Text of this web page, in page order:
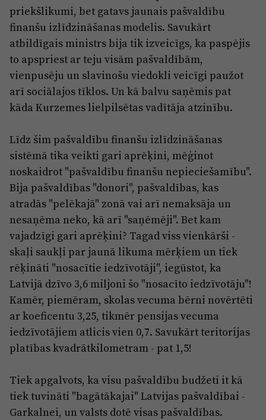
priekšlikumi, bet gatavs jaunais pašvaldību
finanšu izlīdzināšanas modelis. Savukārt
atbildīgais ministrs bija tik izveicīgs, ka paspējis
to apspriest ar teju visām pašvaldībām,
vienpusēju un slavinošu viedokli veicīgi paužot
arī sociālajos tīklos. Un kā balvu saņēmis pat
kāda Kurzemes lielpilsētas vadītāja atzinību.
Līdz šim pašvaldību finanšu izlīdzināšanas
sistēmā tika veikti gari aprēķini, mēģinot
noskaidrot "pašvaldību finanšu nepieciešamību".
Bija pašvaldības "donori", pašvaldības, kas
atradās "pelēkajā" zonā vai arī nemaksāja un
nesaņēma neko, kā arī "saņēmēji". Bet kam
vajadzīgi gari aprēķini? Tagad viss vienkārši -
skaļi saukļi par jaunā likuma mērķiem un tiek
rēķināti "nosacītie iedzīvotāji", iegūstot, ka
Latvijā dzīvo 3,6 miljoni šo "nosacīto iedzīvotāju"!
Kamēr, piemēram, skolas vecuma bērni novērtēti
ar koeficentu 3,25, tikmēr pensijas vecuma
iedzīvotājiem atlicis vien 0,7. Savukārt teritorijas
platības kvadrātkilometram - pat 1,5!
Tiek apgalvots, ka visu pašvaldību budžeti it kā
tiek tuvināti "bagātākajai" Latvijas pašvaldībai -
Garkalnei, un valsts dotē visas pašvaldības.